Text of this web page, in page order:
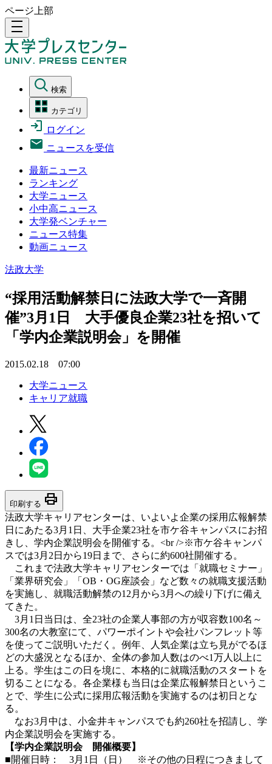
ページ上部
density_medium
検索
カテゴリ
ログイン
ニュースを受信
最新ニュース
ランキング
大学ニュース
小中高ニュース
大学発ベンチャー
ニュース特集
動画ニュース
法政大学
“採用活動解禁日に法政大学で一斉開
催”3月1日 大手優良企業23社を招いて
「学内企業説明会」を開催
2015.02.18 07:00
大学ニュース
キャリア就職
印刷する print
法政大学キャリアセンターは、いよいよ企業の採用広報解禁
日にあたる3月1日、大手企業23社を市ケ谷キャンパスにお招
きし、学内企業説明会を開催する。<br />※市ケ谷キャンパ
スでは3月2日から19日まで、さらに約600社開催する。
これまで法政大学キャリアセンターでは「就職セミナー」
「業界研究会」「OB・OG座談会」など数々の就職支援活動
を実施し、就職活動解禁の12月から3月への繰り下げに備え
てきた。
3月1日当日は、全23社の企業人事部の方が収容数100名～
300名の大教室にて、パワーポイントや会社パンフレット等
を使ってご説明いただく。例年、人気企業は立ち見がでるほ
どの大盛況となるほか、全体の参加人数はのべ1万人以上に
上る。学生はこの日を境に、本格的に就職活動のスタートを
切ることになる。各企業様も当日は企業広報解禁日というこ
とで、学生に公式に採用広報活動を実施するのは初日とな
る。
なお3月中は、小金井キャンパスでも約260社を招請し、学
内企業説明会を実施する。
【学内企業説明会 開催概要】
■開催日時： 3月1日（日） ※その他の日程につきまして